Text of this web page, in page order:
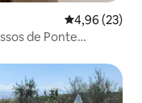
4,96 de uma
4,96 (23)
de Ponte